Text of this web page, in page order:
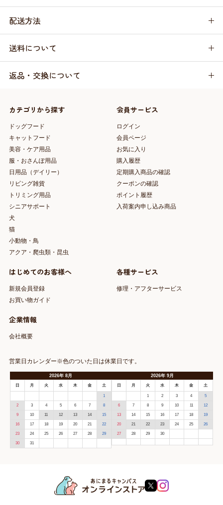
配送方法
送料について
返品・交換について
カテゴリから探す
ドッグフード
キャットフード
美容・ケア用品
服・おさんぽ用品
日用品（デイリー）
リビング雑貨
トリミング用品
シニアサポート
犬
猫
小動物・鳥
アクア・爬虫類・昆虫
会員サービス
ログイン
会員ページ
お気に入り
購入履歴
定期購入商品の確認
クーポンの確認
ポイント履歴
入荷案内申し込み商品
はじめてのお客様へ
新規会員登録
お買い物ガイド
各種サービス
修理・アフターサービス
企業情報
会社概要
営業日カレンダー※色のついた日は休業日です。
2026年 8月
日 月 火 水 木 金 土
1
2 3 4 5 6 7 8
9 10 11 12 13 14 15
16 17 18 19 20 21 22
23 24 25 26 27 28 29
30 31
2026年9月
日 月 火 水 木 金 土
1 2 3 4 5
6 7 8 9 10 11 12
13 14 15 16 17 18 19
20 21 22 23 24 25 26
27 28 29 30